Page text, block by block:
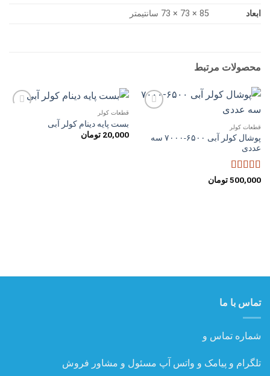
ابعاد
85 × 73 × 73 سانتیمتر
محصولات مرتبط
علاقه
مندی
قطعات کولر
پوشال کولر آبی ۶۵۰۰-۷۰۰۰ سه
عددی
امتیاز5از 5500,000 تومان
قطعات کولر
بست پایه دینام کولر آبی
20,000 تومان
تماس با ما
شماره تماس و
تلگرام و پیامک و واتس آپ مسئول و مشاور فروش